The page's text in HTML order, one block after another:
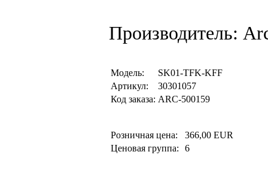
Производитель:
Модель:
SK01-TFK-KFF
Артикул:
30301057
Код заказа: ARC-500159
Розничная цена:
366,00 EUR
Ценовая группа:
6